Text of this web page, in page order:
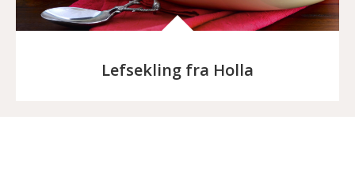
Lefsekling fra Holla